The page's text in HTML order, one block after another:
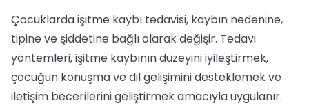
Çocuklarda işitme kaybı tedavisi, kaybın nedenine,
tipine ve şiddetine bağlı olarak değişir. Tedavi
yöntemleri, işitme kaybının düzeyini iyileştirmek,
çocuğun konuşma ve dil gelişimini desteklemek ve
iletişim becerilerini geliştirmek amacıyla uygulanır.